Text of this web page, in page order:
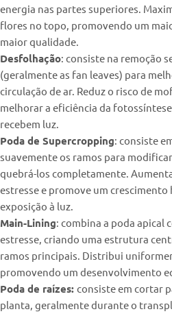
energia nas partes superiores.
flores no topo, promovendo um
maior qualidade.
Desfolhação: consiste na remoção
(geralmente as fan leaves) para
circulação de ar. Reduz o risco de
melhorar a eficiência da
recebem luz.
Poda de Supercropping: consiste
suavemente os ramos para
quebrá-los completamente.
estresse e promove um
exposição à luz.
Main-Lining: combina a poda apical
estresse, criando uma estrutura
ramos principais. Distribui
promovendo um desenvolvimento
Poda de raízes: consiste em cortar
planta, geralmente durante o